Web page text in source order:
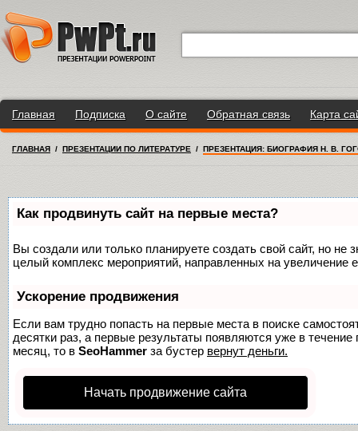
Главная Подписка О сайте Обратная связь Карта
ГЛАВНАЯ / ПРЕЗЕНТАЦИИ ПО ЛИТЕРАТУРЕ / ПРЕЗЕНТАЦИЯ: БИОГРАФИЯ Н. В.
Как продвинуть сайт на первые места?
Вы создали или только планируете создать свой сайт, но не
целый комплекс мероприятий, направленных на увеличение
Ускорение продвижения
Если вам трудно попасть на первые места в поиске
десятки раз, а первые результаты появляются уже в
месяц, то в SeoHammer за бустер вернут деньги.
Начать продвижение сайта